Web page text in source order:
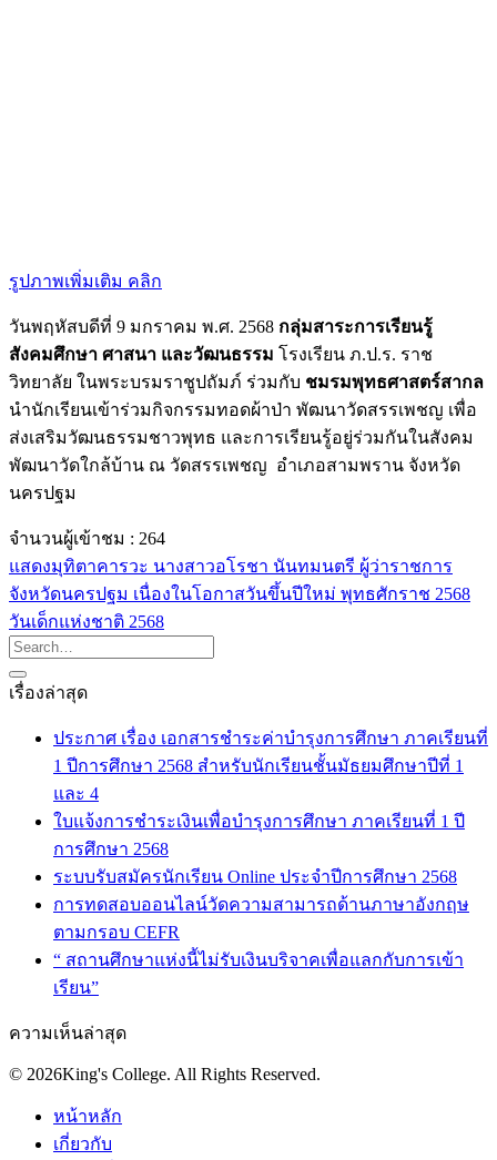
รูปภาพเพิ่มเติม คลิก
วันพฤหัสบดีที่ 9 มกราคม พ.ศ. 2568 กลุ่มสาระการเรียนรู้
สังคมศึกษา ศาสนา และวัฒนธรรม โรงเรียน ภ.ป.ร. ราช
วิทยาลัย ในพระบรมราชูปถัมภ์ ร่วมกับ ชมรมพุทธศาสตร์สากล
นำนักเรียนเข้าร่วมกิจกรรมทอดผ้าป่า พัฒนาวัดสรรเพชญ เพื่อ
ส่งเสริมวัฒนธรรมชาวพุทธ และการเรียนรู้อยู่ร่วมกันในสังคม
พัฒนาวัดใกล้บ้าน ณ วัดสรรเพชญ อำเภอสามพราน จังหวัด
นครปฐม
จำนวนผู้เข้าชม : 264
แสดงมุทิตาคารวะ นางสาวอโรชา นันทมนตรี ผู้ว่าราชการ
จังหวัดนครปฐม เนื่องในโอกาสวันขึ้นปีใหม่ พุทธศักราช 2568
วันเด็กแห่งชาติ 2568
เรื่องล่าสุด
ประกาศ เรื่อง เอกสารชำระค่าบำรุงการศึกษา ภาคเรียนที่
1 ปีการศึกษา 2568 สำหรับนักเรียนชั้นมัธยมศึกษาปีที่ 1
และ 4
ใบแจ้งการชำระเงินเพื่อบำรุงการศึกษา ภาคเรียนที่ 1 ปี
การศึกษา 2568
ระบบรับสมัครนักเรียน Online ประจำปีการศึกษา 2568
การทดสอบออนไลน์วัดความสามารถด้านภาษาอังกฤษ
ตามกรอบ CEFR
“ สถานศึกษาแห่งนี้ไม่รับเงินบริจาคเพื่อแลกกับการเข้า
เรียน”
ความเห็นล่าสุด
© 2026King's College. All Rights Reserved.
หน้าหลัก
เกี่ยวกับ